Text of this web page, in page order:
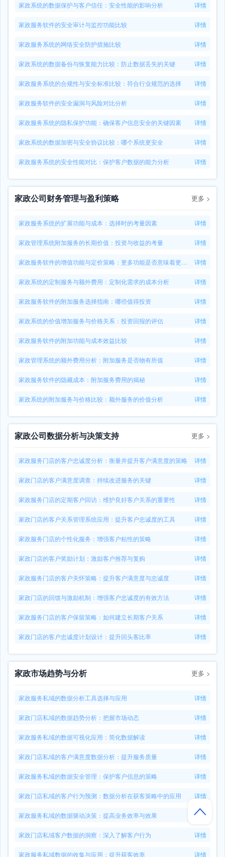
家政系统的数据保护与客户信任：安全性能的影响分析 详情
家政服务软件的安全审计与监控功能比较 详情
家政服务系统的网络安全防护措施比较 详情
家政系统的数据备份与恢复能力比较：防止数据丢失的关键 详情
家政服务系统的合规性与安全标准比较：符合行业规范的选择 详情
家政服务软件的安全漏洞与风险对比分析 详情
家政服务系统的隐私保护功能：确保客户信息安全的关键因素 详情
家政系统的数据加密与安全协议比较：哪个系统更安全 详情
家政服务系统的安全性能对比：保护客户数据的能力分析 详情
家政公司财务管理与盈利策略 更多 >
家政服务系统的扩展功能与成本：选择时的考量因素 详情
家政管理系统附加服务的长期价值：投资与收益的考量 详情
详情
家政系统的定制服务与额外费用：定制化需求的成本分析 详情
家政服务软件的附加服务选择指南：哪些值得投资 详情
家政系统的价值增加服务与价格关系：投资回报的评估 详情
家政服务软件的附加功能与成本效益比较 详情
家政管理系统的额外费用分析：附加服务是否物有所值 详情
家政服务软件的隐藏成本：附加服务费用的揭秘 详情
家政系统的附加服务与价格比较：额外服务的价值分析 详情
家政公司数据分析与决策支持 更多 >
家政服务门店的客户忠诚度分析：衡量并提升客户满意度的策略 详情
家政门店的客户满意度调查：持续改进服务的关键 详情
家政服务门店的定期客户回访：维护良好客户关系的重要性 详情
家政门店的客户关系管理系统应用：提升客户忠诚度的工具 详情
家政服务门店的个性化服务：增强客户粘性的策略 详情
家政门店的客户奖励计划：激励客户推荐与复购 详情
家政服务门店的客户关怀策略：提升客户满意度与忠诚度 详情
家政门店的回馈与激励机制：增强客户忠诚度的有效方法 详情
家政服务门店的客户保留策略：如何建立长期客户关系 详情
家政门店的客户忠诚度计划设计：提升回头客比率 详情
家政市场趋势与分析 更多 >
家政服务私域的数据分析工具选择与应用 详情
家政门店私域的数据趋势分析：把握市场动态 详情
家政服务私域的数据可视化应用：简化数据解读 详情
家政门店私域的客户满意度数据分析：提升服务质量 详情
家政服务私域的数据安全管理：保护客户信息的策略 详情
家政门店私域的客户行为预测：数据分析在获客策略中的应用 详情
家政服务私域的数据驱动决策：提高业务效率与效果 详情
家政门店私域客户数据的洞察：深入了解客户行为 详情
家政服务私域数据的收集与应用：提升获客效率 详情